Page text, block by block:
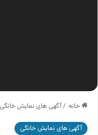
خانه /آگهی های نمایش خانگی
آگهی های نمایش خانگی